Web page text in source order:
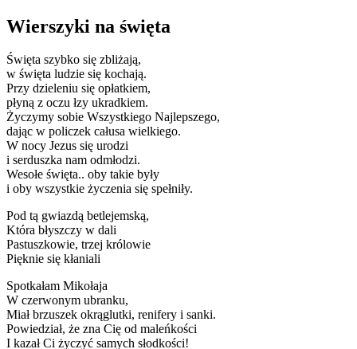
Wierszyki na święta
Święta szybko się zbliżają,
w święta ludzie się kochają.
Przy dzieleniu się opłatkiem,
płyną z oczu łzy ukradkiem.
Życzymy sobie Wszystkiego Najlepszego,
dając w policzek całusa wielkiego.
W nocy Jezus się urodzi
i serduszka nam odmłodzi.
Wesołe święta.. oby takie były
i oby wszystkie życzenia się spełniły.
Pod tą gwiazdą betlejemską,
Która błyszczy w dali
Pastuszkowie, trzej królowie
Pięknie się kłaniali
Spotkałam Mikołaja
W czerwonym ubranku,
Miał brzuszek okrąglutki, renifery i sanki.
Powiedział, że zna Cię od maleńkości
I kazał Ci życzyć samych słodkości!